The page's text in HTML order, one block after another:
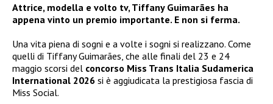
Attrice, modella e volto tv, Tiffany Guimarães ha
appena vinto un premio importante. E non si ferma.
Una vita piena di sogni e a volte i sogni si realizzano. Come
quelli di Tiffany Guimarães, che alle finali del 23 e 24
maggio scorsi del concorso Miss Trans Italia Sudamerica
International 2026 si è aggiudicata la prestigiosa fascia di
Miss Social.